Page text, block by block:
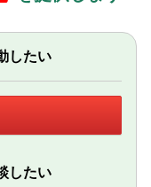
したい
したい